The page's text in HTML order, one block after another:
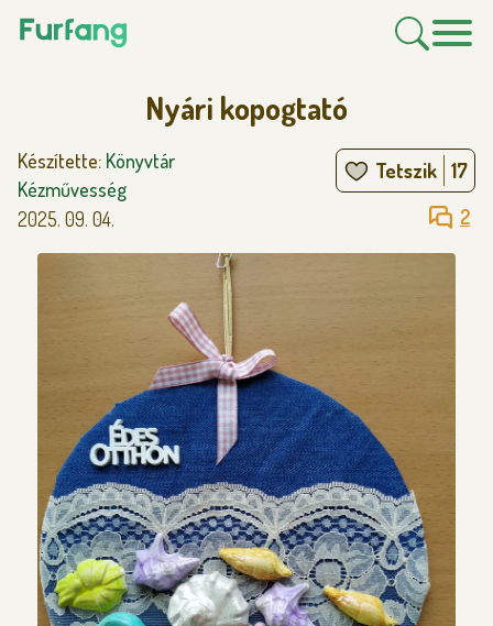
Nyári kopogtató
Készítette: Könyvtár
Kézművesség
2025. 09. 04.
Tetszik 17
2